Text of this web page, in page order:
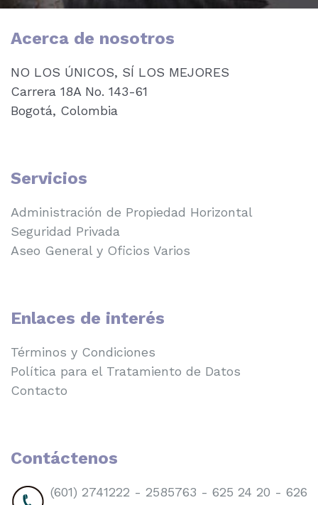
Acerca de nosotros
NO LOS ÚNICOS, SÍ LOS MEJORES
Carrera 18A No. 143-61
Bogotá, Colombia
Servicios
Administración de Propiedad Horizontal
Seguridad Privada
Aseo General y Oficios Varios
Enlaces de interés
Términos y Condiciones
Política para el Tratamiento de Datos
Contacto
Contáctenos
(601) 2741222 - 2585763 - 625 24 20 - 626